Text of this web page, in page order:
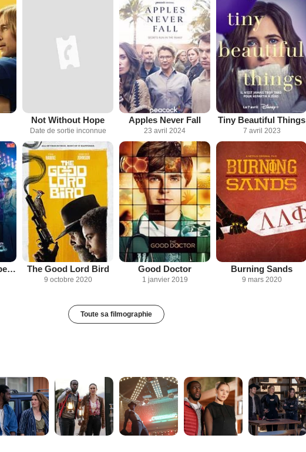
Not Without Hope
Date de sortie inconnue
Apples Never Fall
23 avril 2024
Tiny Beautiful Things
7 avril 2023
Welcome To Chippendales The Good Lord Bird
9 octobre 2020
Good Doctor
1 janvier 2019
Burning Sands
9 mars 2020
Toute sa filmographie